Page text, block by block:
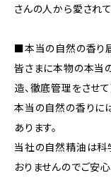
さんの人から愛されて
■本当の自然の香り
皆さまに本物の本当
造、徹底管理をさせて
本当の自然の香りに
あります。
当社の自然精油は科
おりませんのでご安心